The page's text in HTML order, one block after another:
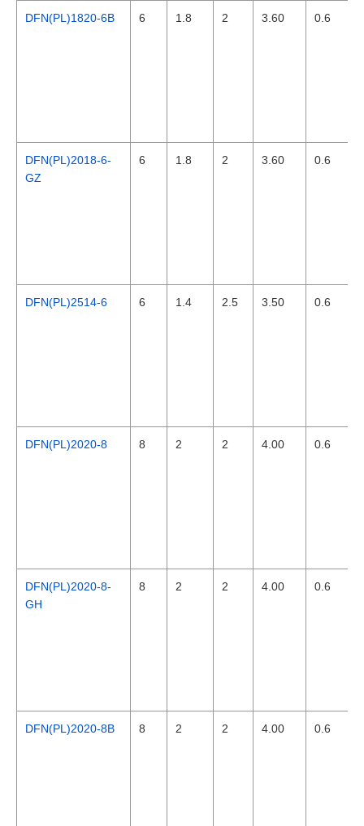
DFN(PL)1820-6B 6 1.8 2 3.60 0.6
DFN(PL)2018-6-
GZ
6 1.8 2 3.60 0.6
DFN(PL)2514-6 6 1.4 2.5 3.50 0.6
DFN(PL)2020-8 8 2 2 4.00 0.6
DFN(PL)2020-8-
GH
8 2 2 4.00 0.6
DFN(PL)2020-8B 8 2 2 4.00 0.6